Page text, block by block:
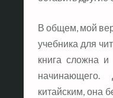
В общем, мой
учебника для
книга сложна
китайским, она